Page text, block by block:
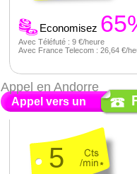
Economisez
Avec Téléfuté : 9 €/heure
Avec France Telecom : 26,64 €/
Appel vers un
Appel en Andorre
5